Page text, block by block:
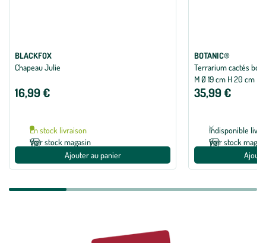
BLACKFOX
Chapeau Julie
16,99 €
En stock livraison
Voir stock magasin
Ajouter au panier
BOTANIC®
Terrarium cactés
M Ø 19 cm H 20 cm
35,99 €
Indisponible
Voir stock